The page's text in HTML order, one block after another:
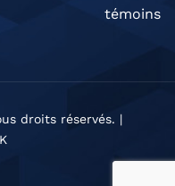
témoins
droits réservés. |